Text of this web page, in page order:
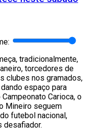
tradicionalmente,
torcedores de
clubes nos gramados,
espaço para
Carioca, o
Mineiro seguem
futebol nacional,
desafiador.